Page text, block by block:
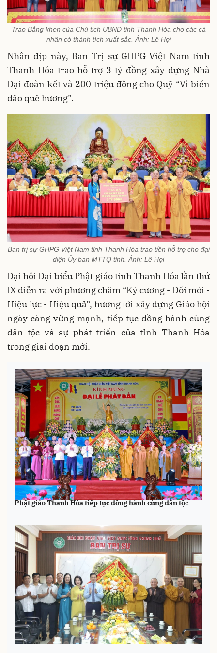
Trao Bằng khen của Chủ tịch UBND tỉnh Thanh Hóa cho các cá
nhân có thành tích xuất sắc. Ảnh: Lê Hợi
Nhân dịp này, Ban Trị sự GHPG Việt Nam tỉnh
Thanh Hóa trao hỗ trợ 3 tỷ đồng xây dựng Nhà
Đại đoàn kết và 200 triệu đồng cho Quỹ “Vì biển
đảo quê hương”.
Ban trị sự GHPG Việt Nam tỉnh Thanh Hóa trao tiền hỗ trợ cho đại
diện Ủy ban MTTQ tỉnh. Ảnh: Lê Hợi
Đại hội Đại biểu Phật giáo tỉnh Thanh Hóa lần thứ
IX diễn ra với phương châm “Kỷ cương - Đổi mới -
Hiệu lực - Hiệu quả”, hướng tới xây dựng Giáo hội
ngày càng vững mạnh, tiếp tục đồng hành cùng
dân tộc và sự phát triển của tỉnh Thanh Hóa
trong giai đoạn mới.
Phật giáo Thanh Hóa tiếp tục đồng hành cùng dân tộc